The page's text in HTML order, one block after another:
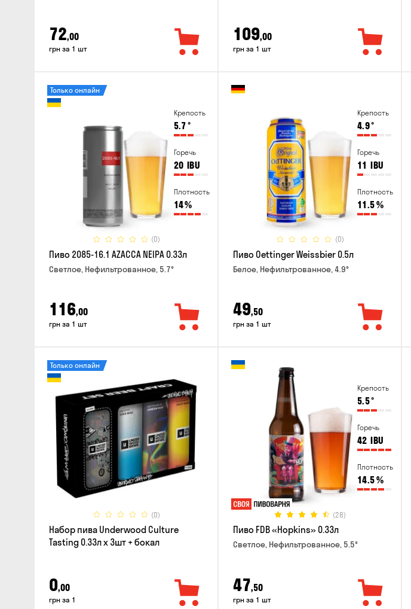
72,00
грн за 1 шт
109,00
грн за 1 шт
Крепость
5.7°
Горечь
20 IBU
Плотность
14%
(0)
Только онлайн
Пиво 2085-16.1 AZACCA NEIPA 0.33л
Светлое, Нефильтрованное, 5.7°
116,00
грн за 1 шт
Крепость
4.9°
Горечь
11 IBU
Плотность
11.5%
(0)
Пиво Oettinger Weissbier 0.5л
Белое, Нефильтрованное, 4.9°
49,50
грн за 1 шт
(0)
Только онлайн
Набор пива Underwood Culture
Tasting 0.33л x 3шт + бокал
0,00
грн за 1
Крепость
5.5°
Горечь
42 IBU
Плотность
14.5%
(28)
Пиво FDB «Hopkins» 0.33л
Светлое, Нефильтрованное, 5.5°
47,50
грн за 1 шт